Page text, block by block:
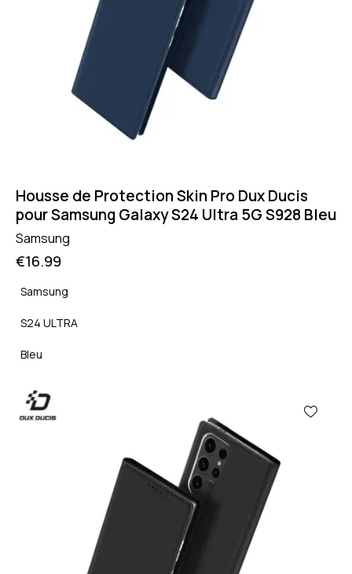
Housse de Protection Skin Pro Dux Ducis
pour Samsung Galaxy S24 Ultra 5G S928 Bleu
Samsung
€16.99
Samsung
S24 ULTRA
Bleu